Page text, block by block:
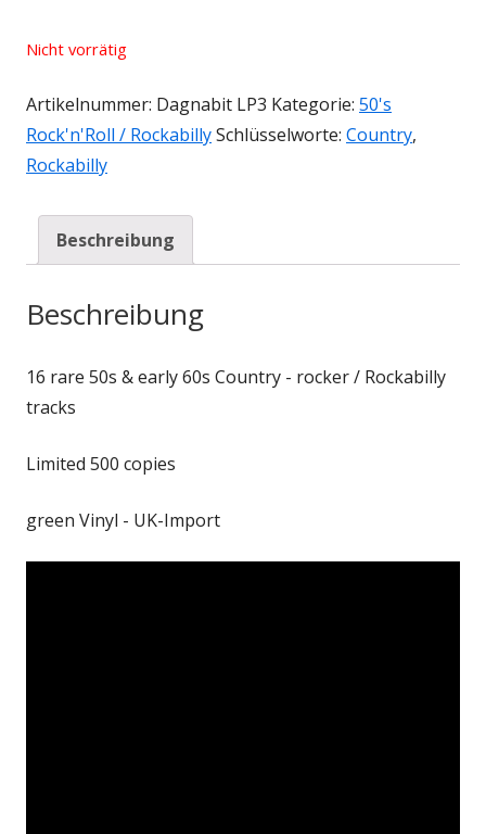
Nicht vorrätig
Artikelnummer: Dagnabit LP3 Kategorie: 50's
Rock'n'Roll / RockabillySchlüsselworte: Country,
Rockabilly
Beschreibung
Beschreibung
16 rare 50s & early 60s Country - rocker / Rockabilly
tracks
Limited 500 copies
green Vinyl - UK-Import